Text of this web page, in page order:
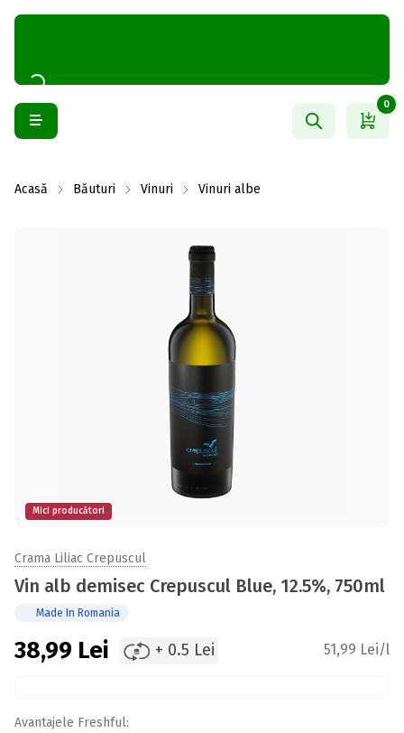
0
Acasă Băuturi Vinuri Vinuri albe
Mici producători
Crama Liliac Crepuscul
Vin alb demisec Crepuscul Blue, 12.5%, 750ml
Made In Romania
38,99 Lei + 0.5 Lei 51,99 Lei/l
Avantajele Freshful: